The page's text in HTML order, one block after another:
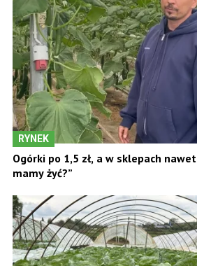
RYNEK
Ogórki po 1,5 zł, a w sklepach nawet
mamy żyć?”